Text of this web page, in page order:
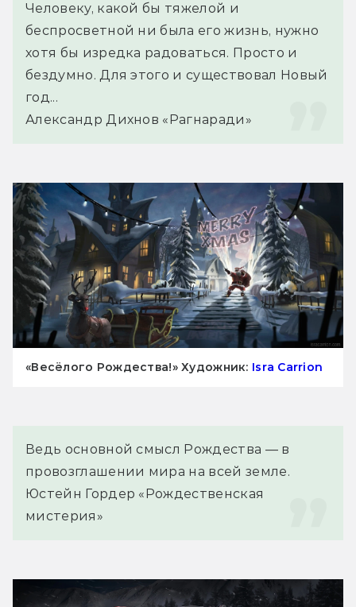
Человеку, какой бы тяжелой и
беспросветной ни была его жизнь, нужно
хотя бы изредка радоваться. Просто и
бездумно. Для этого и существовал Новый
год...
Александр Дихнов «Рагнаради»
«Весёлого Рождества!» Художник: Isra Carrion
Ведь основной смысл Рождества — в
провозглашении мира на всей земле.
Юстейн Гордер «Рождественская
мистерия»